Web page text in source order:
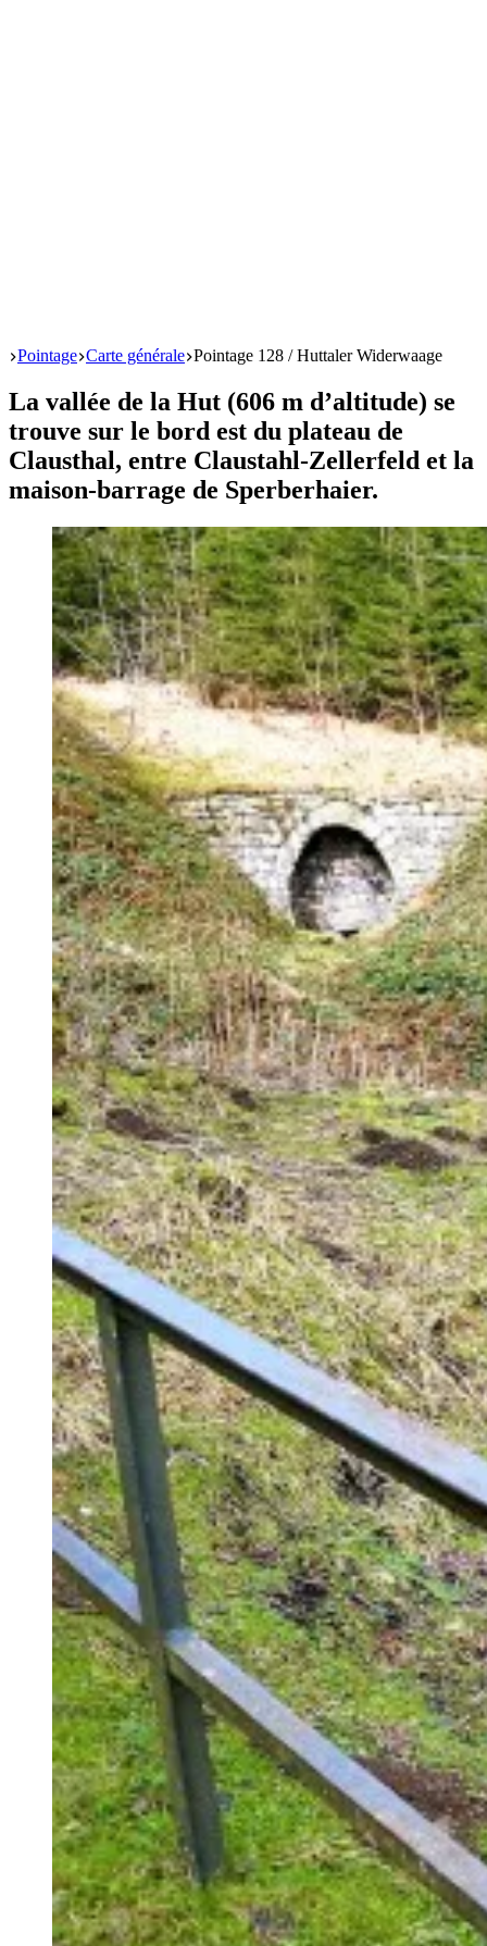
Start
Pointage Carte générale Pointage 128 / Huttaler Widerwaage
La vallée de la Hut (606 m d’altitude) se
trouve sur le bord est du plateau de
Clausthal, entre Claustahl-Zellerfeld et la
maison-barrage de Sperberhaier.